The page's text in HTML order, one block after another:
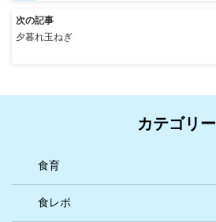
次の記事
夕暮れ玉ねぎ
カテゴリー
食育
食レポ